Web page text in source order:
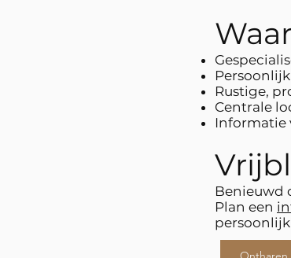
Rustige,
Centrale
Informatie
Benieuwd
Plan een